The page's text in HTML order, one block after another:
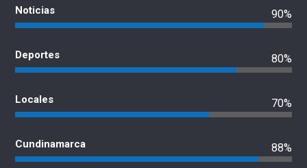
Noticias 90%
Deportes 80%
Locales 70%
Cundinamarca 88%